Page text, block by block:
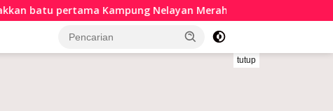
Kampung Nelayan Merah Putih di Muara Sampara
tutup